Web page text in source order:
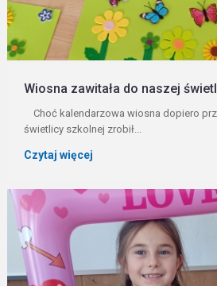
Wiosna zawitała do naszej
Choć kalendarzowa wiosna dopiero
świetlicy szkolnej zrobił...
Czytaj więcej